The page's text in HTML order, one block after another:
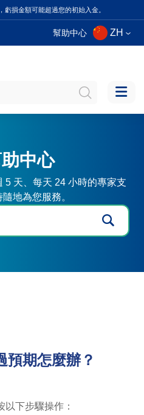
虧損金額可能超過您的初始入金。
幫助中心 ZH
中心
5 天、每天 24 小時的專家支
地為您服務。
預期怎麼辦？
下步驟操作：